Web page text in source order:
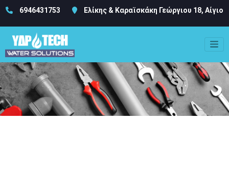
6946431753 Ελίκης & Καραϊσκάκη Γεώργιου 18, Αίγιο